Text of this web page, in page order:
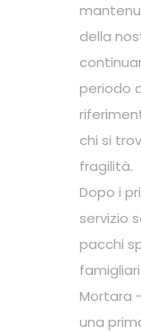
della
periodo
chi si
fragilità.
Dopo i
servizio
pacchi
Mortara
una